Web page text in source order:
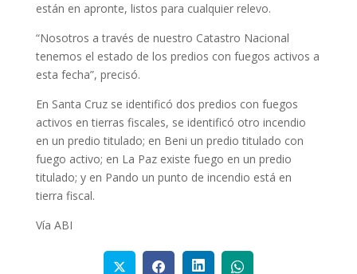
están en apronte, listos para cualquier relevo.
“Nosotros a través de nuestro Catastro Nacional
tenemos el estado de los predios con fuegos activos a
esta fecha”, precisó.
En Santa Cruz se identificó dos predios con fuegos
activos en tierras fiscales, se identificó otro incendio
en un predio titulado; en Beni un predio titulado con
fuego activo; en La Paz existe fuego en un predio
titulado; y en Pando un punto de incendio está en
tierra fiscal.
Vía ABI